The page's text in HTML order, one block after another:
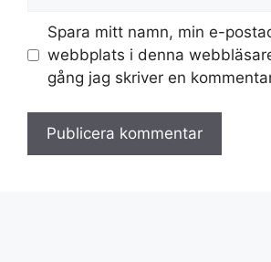
Spara mitt namn, min e-
webbplats i denna
gång jag skriver en